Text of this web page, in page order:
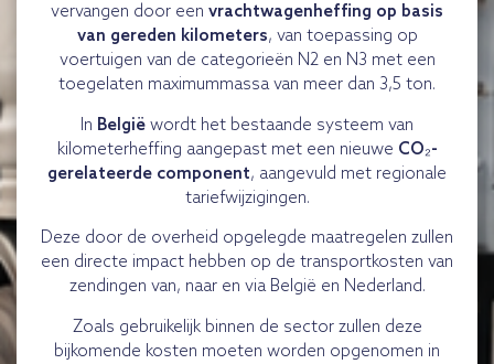
vervangen door een vrachtwagenheffing op basis
van gereden kilometers, van toepassing op
voertuigen van de categorieën N2 en N3 met een
toegelaten maximummassa van meer dan 3,5 ton.
In België wordt het bestaande systeem van
kilometerheffing aangepast met een nieuwe CO₂-
gerelateerde component, aangevuld met regionale
tariefwijzigingen.
Deze door de overheid opgelegde maatregelen zullen
een directe impact hebben op de transportkosten van
zendingen van, naar en via België en Nederland.
Zoals gebruikelijk binnen de sector zullen deze
bijkomende kosten moeten worden opgenomen in